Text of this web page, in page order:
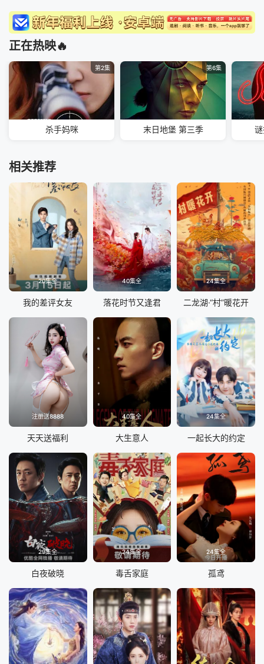
正在热映🔥
第2集
杀手妈咪
第6集
末日地堡 第三季
相关推荐
20集全
我的差评女友
40集全
落花时节又逢君
24集全
二龙湖·“村”暖花开
注册送8888
天天送福利
40集全
大生意人
24集全
一起长大的约定
29集全
白夜破晓
24集全
毒舌家庭
24集全
孤鸢